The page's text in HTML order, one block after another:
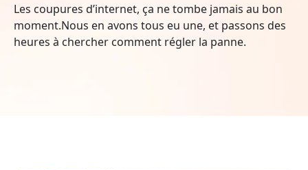
Les coupures d’internet, ça ne tombe jamais au bon
moment.Nous en avons tous eu une, et passons des
heures à chercher comment régler la panne.